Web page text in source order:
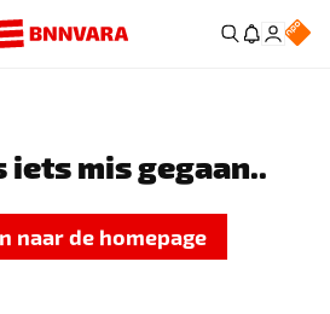
iets mis gegaan..
naar de homepage